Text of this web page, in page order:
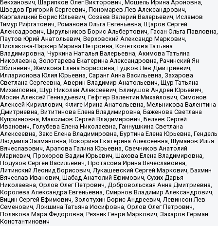
Бекханович, Шарипков Олег Викторович, Мошель Ирина Ароновна,
Шведов Григорий Сергеевич, Пономарев Лев Александрович,
Каргалицкий Борис Юльевич, Созаев Валерий Валерьевич, Исламов
Тимур Рифгатович, Романова Ольга Евгеньевна, Щаров Сергей
Алексадрович, Цирульников Борис Альбертович, Гасан Ольга Павловна,
Паутов Юрий Анатольевич, Верховский Александр Маркович,
Пислакова-Паркер Марина Петровна, Кочеткова Татьяна
Владимировна, Чуркина Наталья Валерьевна, Акимова Татьяна
Николаевна, Золотарева Екатерина Александровна, Рачинский Ян
Збигневич, Жемкова Елена Борисовна, Гудков Лев Дмитриевич,
Илларионова Юлия Юрьевна, Саранг Анна Васильевна, Захарова
Светлана Сергеевна, Аверин Владимир Анатольевич, Щур Татьяна
Михайловна, Щур Николай Алексеевич, Блинушов Андрей Юрьевич,
Мосин Алексей Геннадьевич, Гефтер Валентин Михайлович, Симонов
Алексей Кириллович, Флиге Ирина Анатольевна, Мельникова Валентина
Дмитриевна, Вититинова Елена Владимировна, Баженова Светлана
Куприяновна, Максимов Сергей Владимирович, Беляев Сергей
Иванович, Голубева Елена Николаевна, Ганнушкина Светлана
Алексеевна, Закс Елена Владимировна, Буртина Елена Юрьевна, Гендель
Людмила Залмановна, Кокорина Екатерина Алексеевна, Шуманов Илья
Вячеславович, Арапова Галина Юрьевна, Свечников Анатолий
Мариевич, Прохоров Вадим Юрьевич, Шахова Елена Владимировна,
Подузов Сергей Васильевич, Протасова Ирина Вячеславовна,
Литинский Леонид Борисович, Лукашевский Сергей Маркович, Бахмин
Вячеслав Иванович, Шабад Анатолий Ефимович, Сухих Дарья
Николаевна, Орлов Олег Петрович, Добровольская Анна Дмитриевна,
Королева Александра Евгеньевна, Смирнов Владимир Александрович,
Вицин Сергей Ефимович, Золотухин Борис Андреевич, Левинсон Лев
Семенович, Локшина Татьяна Иосифовна, Орлов Олег Петрович,
Полякова Мара Федоровна, Резник Генри Маркович, Захаров Герман
Константинович